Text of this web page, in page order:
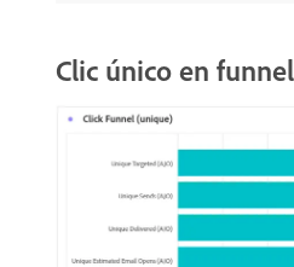
Clic único en funnel